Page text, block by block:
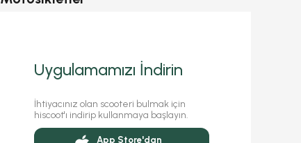
Uygulamamızı İndirin
İhtiyacınız olan scooteri bulmak için
hiscoot'ı indirip kullanmaya başlayın.
App Store'dan